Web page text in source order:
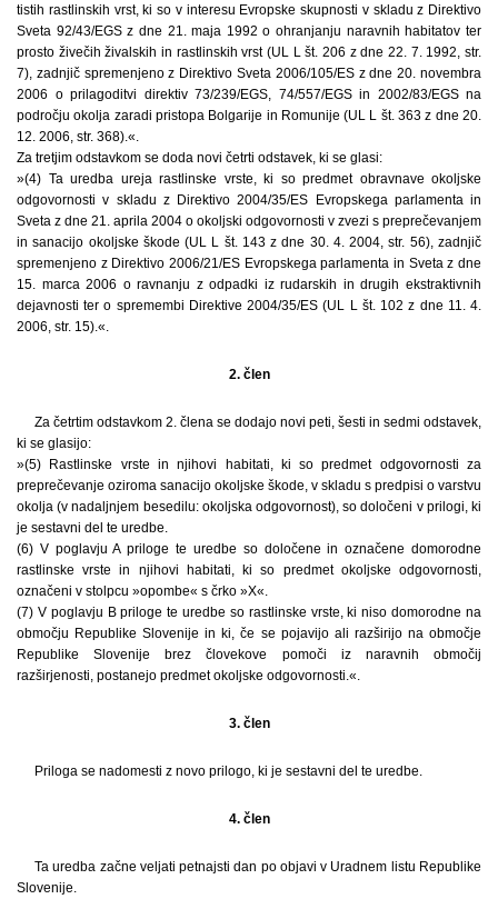
tistih rastlinskih vrst, ki so v interesu Evropske skupnosti v skladu z Direktivo
Sveta 92/43/EGS z dne 21. maja 1992 o ohranjanju naravnih habitatov ter
prosto živečih živalskih in rastlinskih vrst (UL L št. 206 z dne 22. 7. 1992, str.
7), zadnjič spremenjeno z Direktivo Sveta 2006/105/ES z dne 20. novembra
2006 o prilagoditvi direktiv 73/239/EGS, 74/557/EGS in 2002/83/EGS na
področju okolja zaradi pristopa Bolgarije in Romunije (UL L št. 363 z dne 20.
12. 2006, str. 368).«.
Za tretjim odstavkom se doda novi četrti odstavek, ki se glasi:
»(4) Ta uredba ureja rastlinske vrste, ki so predmet obravnave okoljske
odgovornosti v skladu z Direktivo 2004/35/ES Evropskega parlamenta in
Sveta z dne 21. aprila 2004 o okoljski odgovornosti v zvezi s preprečevanjem
in sanacijo okoljske škode (UL L št. 143 z dne 30. 4. 2004, str. 56), zadnjič
spremenjeno z Direktivo 2006/21/ES Evropskega parlamenta in Sveta z dne
15. marca 2006 o ravnanju z odpadki iz rudarskih in drugih ekstraktivnih
dejavnosti ter o spremembi Direktive 2004/35/ES (UL L št. 102 z dne 11. 4.
2006, str. 15).«.
2. člen
Za četrtim odstavkom 2. člena se dodajo novi peti, šesti in sedmi odstavek,
ki se glasijo:
»(5) Rastlinske vrste in njihovi habitati, ki so predmet odgovornosti za
preprečevanje oziroma sanacijo okoljske škode, v skladu s predpisi o varstvu
okolja (v nadaljnjem besedilu: okoljska odgovornost), so določeni v prilogi, ki
je sestavni del te uredbe.
(6) V poglavju A priloge te uredbe so določene in označene domorodne
rastlinske vrste in njihovi habitati, ki so predmet okoljske odgovornosti,
označeni v stolpcu »opombe« s črko »X«.
(7) V poglavju B priloge te uredbe so rastlinske vrste, ki niso domorodne na
območju Republike Slovenije in ki, če se pojavijo ali razširijo na območje
Republike Slovenije brez človekove pomoči iz naravnih območij
razširjenosti, postanejo predmet okoljske odgovornosti.«.
3. člen
Priloga se nadomesti z novo prilogo, ki je sestavni del te uredbe.
4. člen
Ta uredba začne veljati petnajsti dan po objavi v Uradnem listu Republike
Slovenije.